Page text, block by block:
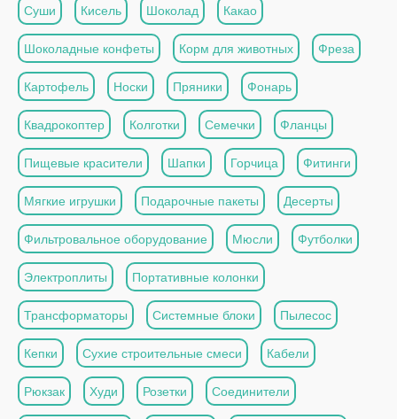
Суши Кисель Шоколад Какао
Шоколадные конфеты Корм для животных Фреза
Картофель Носки Пряники Фонарь
Квадрокоптер Колготки Семечки Фланцы
Пищевые красители Шапки Горчица Фитинги
Мягкие игрушки Подарочные пакеты Десерты
Фильтровальное оборудование Мюсли Футболки
Электроплиты Портативные колонки
Трансформаторы Системные блоки Пылесос
Кепки Сухие строительные смеси Кабели
Рюкзак Худи Розетки Соединители